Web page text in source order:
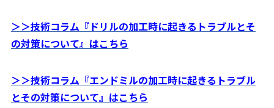
＞＞技術コラム『ドリルの加工時に起きるトラブルとそ
の対策について』はこちら
＞＞技術コラム『エンドミルの加工時に起きるトラブル
とその対策について』はこちら